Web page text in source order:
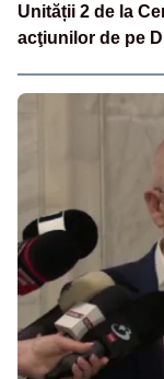
Unității 2 de la
acţiunilor de pe